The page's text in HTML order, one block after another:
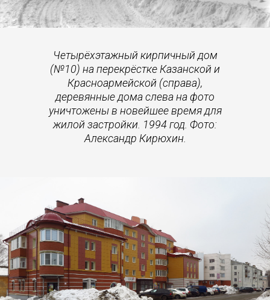
Четырёхэтажный кирпичный дом
(№10) на перекрёстке Казанской и
Красноармейской (справа),
деревянные дома слева на фото
уничтожены в новейшее время для
жилой застройки. 1994 год. Фото:
Александр Кирюхин.